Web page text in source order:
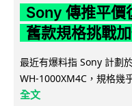
Sony 傳推平
舊款規格挑戰
最近有爆料指 Sony 計劃
WH-1000XM4C，規格幾
全文